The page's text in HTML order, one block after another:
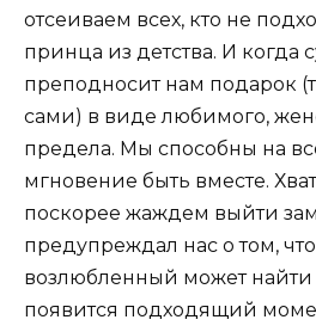
отсеиваем всех, кто не
принца из детства. И когда
преподносит нам подарок
сами) в виде любимого,
предела. Мы способны на
мгновение быть вместе.
поскорее жаждем выйти
предупреждал нас о том,
возлюбленный может найти
появится подходящий